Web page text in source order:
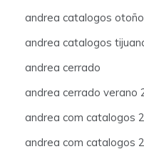
andrea catalogos
andrea catalogos
andrea cerrado
andrea cerrado verano
andrea com catalogos
andrea com catalogos